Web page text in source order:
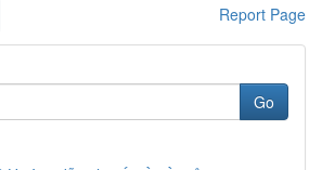
Report Page
Go